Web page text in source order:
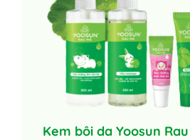
Kem bôi da Yoosun